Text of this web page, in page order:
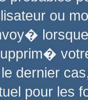
ou
dernier
pour les